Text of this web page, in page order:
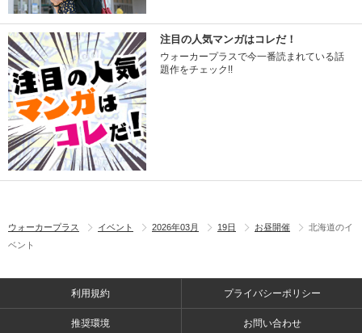
注目の人気マンガはコレだ！
ウォーカープラスで今一番読まれている話
題作をチェック!!
ウォーカープラス イベント 2026年03月 19日 お昼開催
北海道のイ
ベント
利用規約 プライバシーポリシー
推奨環境 お問い合わせ